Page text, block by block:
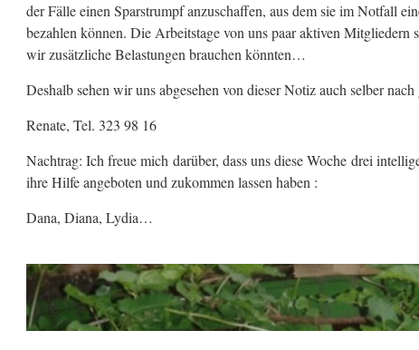
der Fälle einen Sparstrumpf anzuschaffen, aus dem sie im Notfall
bezahlen können. Die Arbeitstage von uns paar aktiven Mitgliedern
wir zusätzliche Belastungen brauchen könnten…
Deshalb sehen wir uns abgesehen von dieser Notiz auch selber
Renate, Tel. 323 98 16
Nachtrag: Ich freue mich darüber, dass uns diese Woche drei
ihre Hilfe angeboten und zukommen lassen haben :
Dana, Diana, Lydia…